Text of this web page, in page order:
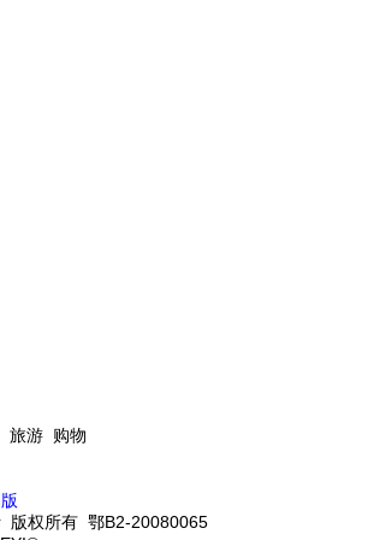
旅游 购物
权所有 鄂B2-20080065